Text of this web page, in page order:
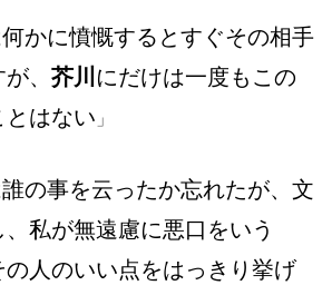
かに憤慨するとすぐその相手
、 芥川 にだけは一度もこの
はない 」
の事を云ったか忘れたが、文
私が無遠慮に悪口をいう
の人のいい点をはっきり挙げ